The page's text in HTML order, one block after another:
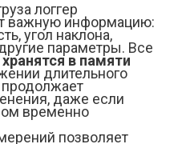
логгер
важную информацию:
угол наклона,
параметры. Все
в памяти
длительного
даже если
временно
позволяет